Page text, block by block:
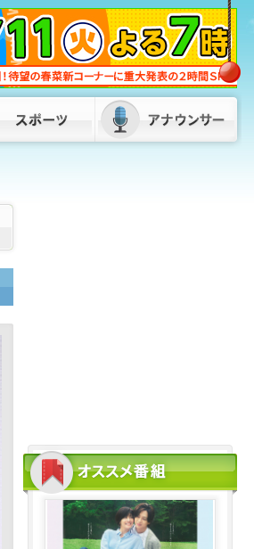
きょう午後4時49分～ 「記者の
ラ」は… 2026/08/06 09:00
“ネパールは天国”発言の蔵内氏
張の内容を説明「心の豊かさ感じ